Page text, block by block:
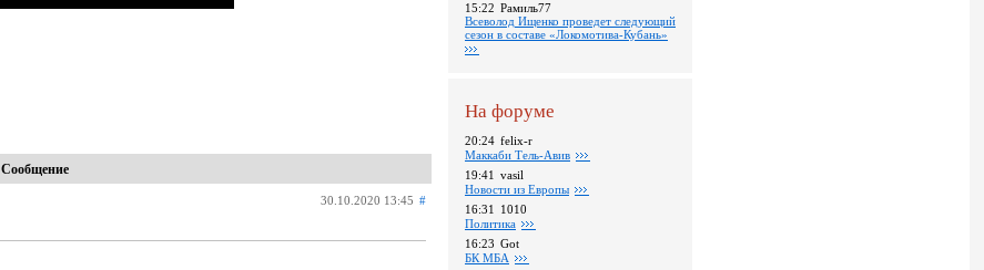
Сообщение
30.10.2020 13:45 #
15:22 Рамиль77
Всеволод Ищенко проведет следующий
сезон в составе «Локомотива-Кубань»
На форуме
20:24 felix-r
Маккаби Тель-Авив
19:41 vasil
Новости из Европы
16:31
1010
Политика
16:23 Got
БК МБА